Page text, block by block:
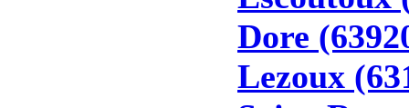
Dore
Lezoux